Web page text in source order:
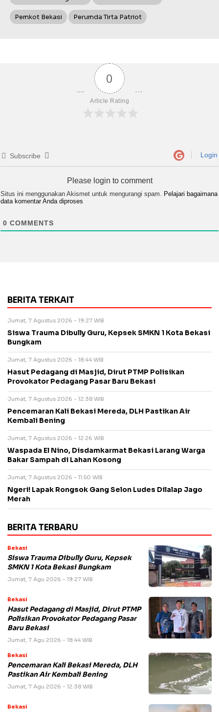
Pemkot Bekasi Perumda Tirta Patriot
0
Article Rating
Subscribe Login
Please login to comment
Situs ini menggunakan Akismet untuk mengurangi spam. Pelajari bagaimana
data komentar Anda diproses
0 COMMENTS
BERITA TERKAIT
Jumat, 7 Agustus 2026 - 19:27 WIB
Siswa Trauma Dibully Guru, Kepsek SMKN 1 Kota Bekasi
Bungkam
Jumat, 7 Agustus 2026 - 18:44 WIB
Hasut Pedagang di Masjid, Dirut PTMP Polisikan
Provokator Pedagang Pasar Baru Bekasi
Jumat, 7 Agustus 2026 - 12:38 WIB
Pencemaran Kali Bekasi Mereda, DLH Pastikan Air
Kembali Bening
Jumat, 7 Agustus 2026 - 12:26 WIB
Waspada El Nino, Disdamkarmat Bekasi Larang Warga
Bakar Sampah di Lahan Kosong
Jumat, 7 Agustus 2026 - 11:50 WIB
Ngeri! Lapak Rongsok Gang Selon Ludes Dilalap Jago
Merah
BERITA TERBARU
Bekasi
Siswa Trauma Dibully Guru, Kepsek
SMKN 1 Kota Bekasi Bungkam
Jumat, 7 Agu 2026 - 19:27 WIB
Bekasi
Hasut Pedagang di Masjid, Dirut PTMP
Polisikan Provokator Pedagang Pasar
Baru Bekasi
Jumat, 7 Agu 2026 - 18:44 WIB
Bekasi
Pencemaran Kali Bekasi Mereda, DLH
Pastikan Air Kembali Bening
Jumat, 7 Agu 2026 - 12:38 WIB
Bekasi